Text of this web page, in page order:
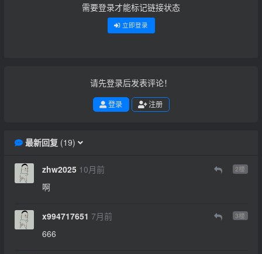
需要登录才能标记链接状态
立即登录
请先登录后发表评论！
登录 注册
最新回复(19)
zhw2025 10月前 2楼
啊
x994717651 7月前 3楼
666